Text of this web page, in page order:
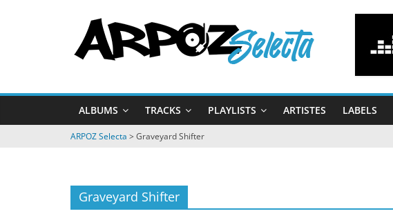
ARPOZ
Selecta
by
ARPOZ
&
ALBUMS TRACKS PLAYLISTS ARTISTES LABELS
ARPOZ Selecta > Graveyard Shifter
Graveyard Shifter